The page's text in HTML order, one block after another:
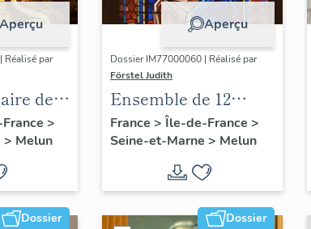
Aperçu
Réalisé par
de
>
> Melun
Aperçu
Dossier IM77000060 | Réalisé par
Förstel Judith
Ensemble de 12
verrières de l'abside
et du choeur : Vierge
à l'Enfant, figures
bibliques et saints
France > Île-de-France >
Seine-et-Marne > Melun
Dossier Dossier